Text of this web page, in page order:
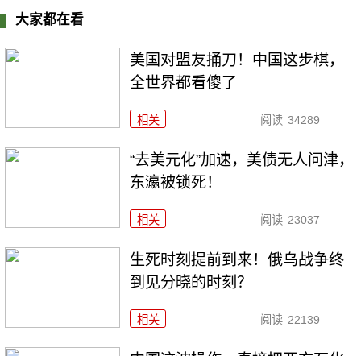
大家都在看
美国对盟友捅刀！中国这步棋，
全世界都看傻了
相关 阅读 34289
“去美元化”加速，美债无人问津，
东瀛被锁死！
相关 阅读 23037
生死时刻提前到来！俄乌战争终
到见分晓的时刻？
相关 阅读 22139